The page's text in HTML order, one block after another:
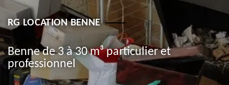
RG LOCATION BENNE
Benne de 3 à 30 m³ particulier et
professionnel